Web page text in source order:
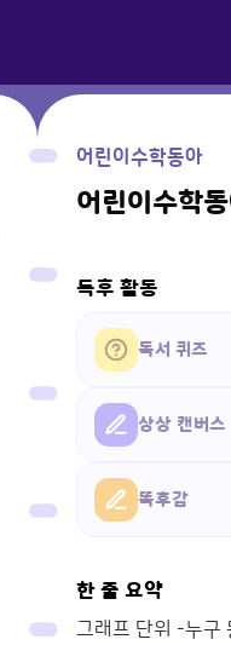
어린이수학동아
어린이수학
독후 활동
독서 퀴즈
상상 캔버스
똑후감
한 줄 요약
그래프 단위 -누구